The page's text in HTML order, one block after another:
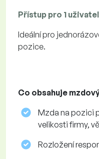
Přístup pro 1
Ideální pro
pozice.
Co obsahuje
Mzda na pozici
velikosti firmy,
Rozložení